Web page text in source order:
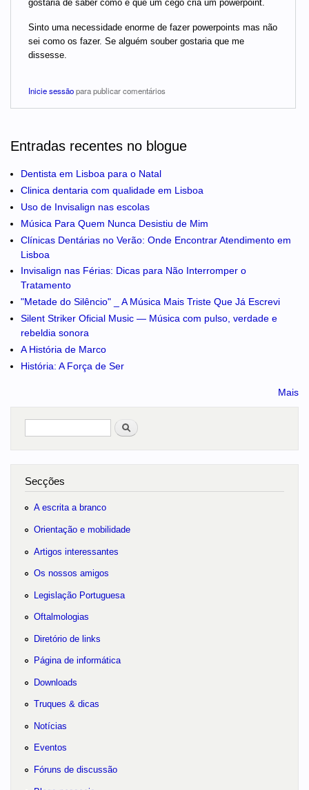
gostaria de saber como é que um cego cria um powerpoint.
Sinto uma necessidade enorme de fazer powerpoints mas não
sei como os fazer. Se alguém souber gostaria que me
dissesse.
Inicie sessãopara publicar comentários
Entradas recentes no blogue
Dentista em Lisboa para o Natal
Clinica dentaria com qualidade em Lisboa
Uso de Invisalign nas escolas
Música Para Quem Nunca Desistiu de Mim
Clínicas Dentárias no Verão: Onde Encontrar Atendimento em
Lisboa
Invisalign nas Férias: Dicas para Não Interromper o
Tratamento
"Metade do Silêncio" _ A Música Mais Triste Que Já Escrevi
Silent Striker Oficial Music — Música com pulso, verdade e
rebeldia sonora
A História de Marco
História: A Força de Ser
Mais
Pesquisar
no portal
Secções
A escrita a branco
Orientação e mobilidade
Artigos interessantes
Os nossos amigos
Legislação Portuguesa
Oftalmologias
Diretório de links
Página de informática
Downloads
Truques & dicas
Notícias
Eventos
Fóruns de discussão